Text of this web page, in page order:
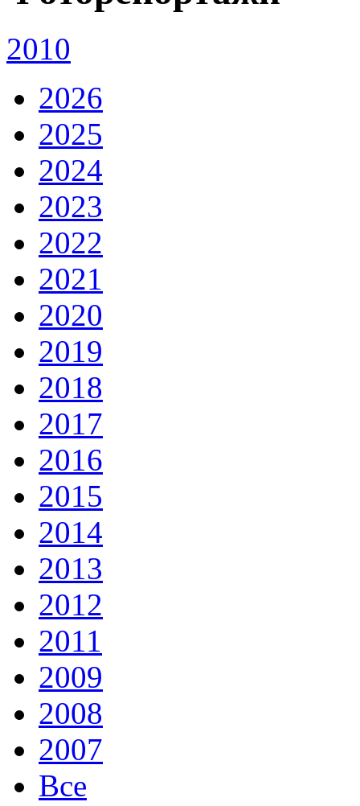
2010
2026
2025
2024
2023
2022
2021
2020
2019
2018
2017
2016
2015
2014
2013
2012
2011
2009
2008
2007
Все